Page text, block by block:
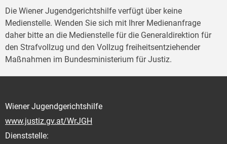
Die Wiener Jugendgerichtshilfe verfügt über keine
Medienstelle. Wenden Sie sich mit Ihrer Medienanfrage
daher bitte an die Medienstelle für die Generaldirektion für
den Strafvollzug und den Vollzug freiheitsentziehender
Maßnahmen im Bundesministerium für Justiz.
Wiener Jugendgerichtshilfe
www.justiz.gv.at/WrJGH
Dienststelle: